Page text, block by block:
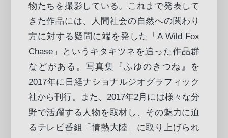
物たちを撮影している。これまで発表して
きた作品には、人間社会の自然への関わり
方に対する疑問に端を発した「A Wild Fox
Chase」というキタキツネを追った作品群
などがある。写真集『ふゆのきつね』を
2017年に日経ナショナルジオグラフィック
社から刊行。また、2017年2月には様々な分
野で活躍する人物を取材し、その魅力に迫
るテレビ番組「情熱大陸」に取り上げられ